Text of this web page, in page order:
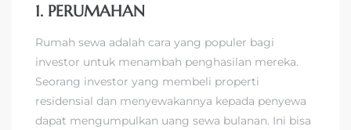
1. PERUMAHAN
Rumah sewa adalah cara yang populer bagi
investor untuk menambah penghasilan mereka.
Seorang investor yang membeli properti
residensial dan menyewakannya kepada penyewa
dapat mengumpulkan uang sewa bulanan. Ini bisa